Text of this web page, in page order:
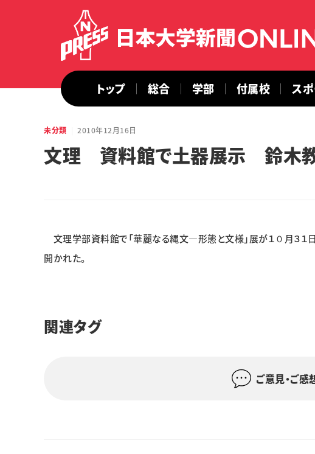
トップ 総合 学部 付属校 ス
未分類 2010年12月16日
文理 資料館で土器展示 鈴木
文理学部資料館で「華麗なる縄文―形態と文様」展が１０月３１
開かれた。
関連タグ
ご意見・ご感